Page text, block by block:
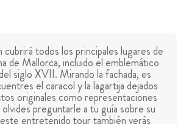
todos los principales lugares de
de Mallorca, incluido el emblemático
del siglo XVII. Mirando la fachada, es
el caracol y la lagartija dejados
originales como representaciones
preguntarle a tu guía sobre su
entretenido tour también verás